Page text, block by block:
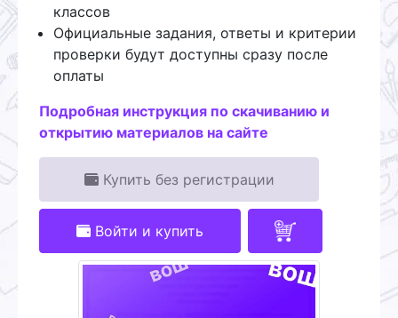
классов
Официальные задания, ответы и критерии
проверки будут доступны сразу после
оплаты
Подробная инструкция по скачиванию и
открытию материалов на сайте
Купить без регистрации
Войти и купить